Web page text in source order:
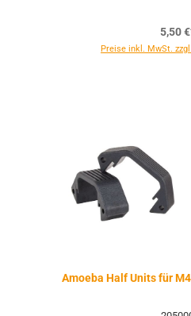
5,50
Preise inkl. MwSt.
Amoeba Half Units für